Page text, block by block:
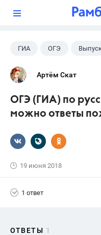
ГИА ОГЭ
Учебники
Артём Скат
ОГЭ (ГИА) по
можно ответы
19 июня 2018
1 ответ
ОТВЕТЫ 1